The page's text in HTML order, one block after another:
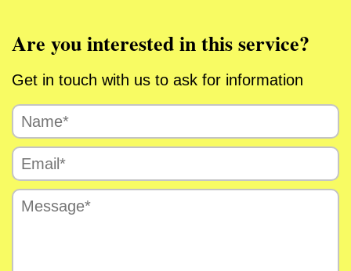
Are you interested in this service?
Get in touch with us to ask for information